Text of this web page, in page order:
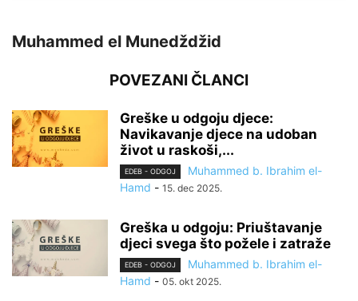
Muhammed el Munedždžid
POVEZANI ČLANCI
Greške u odgoju djece:
Navikavanje djece na udoban
život u raskoši,...
EDEB - ODGOJ
Muhammed b. Ibrahim el-
Hamd - 15. dec 2025.
Greška u odgoju: Priuštavanje
djeci svega što požele i zatraže
EDEB - ODGOJ
Muhammed b. Ibrahim el-
Hamd - 05. okt 2025.